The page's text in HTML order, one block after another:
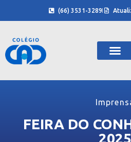
(66) 3531-3289
FEIRA DO
2025